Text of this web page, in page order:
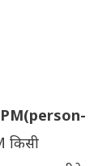
किसी